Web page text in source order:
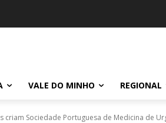
VALE DO MINHO REGIONAL
criam Sociedade Portuguesa de Medicina de